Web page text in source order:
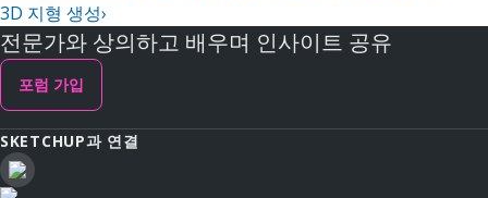
3D 지형 생성›
전문가와 상의하고 배우며 인사이트 공유
포럼 가입
SKETCHUP과 연결